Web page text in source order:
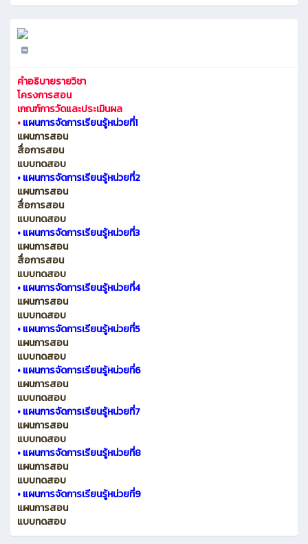
คำอธิบายรายวิชา
โครงการสอน
เกณฑ์การวัดและประเมินผล
•แผนการจัดการเรียนรู้หน่วยที่1
แผนการสอน
สื่อการสอน
แบบทดสอบ
•แผนการจัดการเรียนรู้หน่วยที่2
แผนการสอน
สื่อการสอน
แบบทดสอบ
•แผนการจัดการเรียนรู้หน่วยที่3
แผนการสอน
สื่อการสอน
แบบทดสอบ
•แผนการจัดการเรียนรู้หน่วยที่4
แผนการสอน
แบบทดสอบ
•แผนการจัดการเรียนรู้หน่วยที่5
แผนการสอน
แบบทดสอบ
•แผนการจัดการเรียนรู้หน่วยที่6
แผนการสอน
แบบทดสอบ
•แผนการจัดการเรียนรู้หน่วยที่7
แผนการสอน
แบบทดสอบ
•แผนการจัดการเรียนรู้หน่วยที่8
แผนการสอน
แบบทดสอบ
•แผนการจัดการเรียนรู้หน่วยที่9
แผนการสอน
แบบทดสอบ